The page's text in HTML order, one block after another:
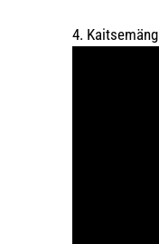
4. Kaitsemäng